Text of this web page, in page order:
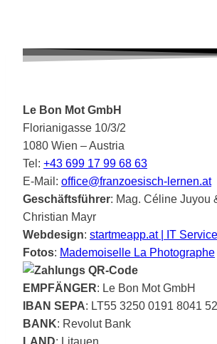
Le Bon Mot GmbH
Florianigasse 10/3/2
1080 Wien – Austria
Tel: +43 699 17 99 68 63
E-Mail: office@franzoesisch-lernen.at
Geschäftsführer: Mag. Céline Juyou
Christian Mayr
Webdesign: startmeapp.at | IT
Fotos: Mademoiselle La Photographe
EMPFÄNGER: Le Bon Mot GmbH
IBAN SEPA: LT55 3250 0191 8041
BANK: Revolut Bank